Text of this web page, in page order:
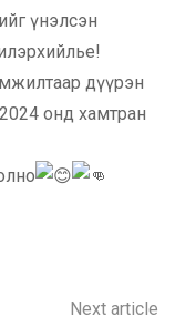
үнэлсэн
дүүрэн
онд хамтран
Next article